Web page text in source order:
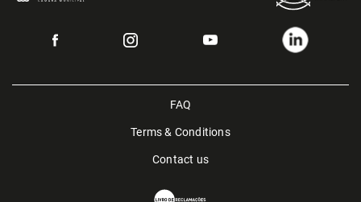
FAQ
Terms & Conditions
Contact us